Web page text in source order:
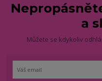
a
Můžete se kdykoliv